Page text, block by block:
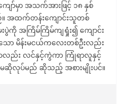
ော်မှာ အသက်အားဖြင့် ၁၈ နှစ်
။ အထက်တန်းကျောင်းသူတစ်
းပွဲကို အကြိမ်ကြိမ်ကျရှုံး၍ ကျောင်း
ာ မိန်းမငယ်ကလေးတစ်ဦးလည်း
ာလည်း လင်နှင့်ကွဲကာ ကြုံရာလူနှင့်
ာမဆိုလုပ်မည် ဆိုသည့် အစားမျိုးပင်။